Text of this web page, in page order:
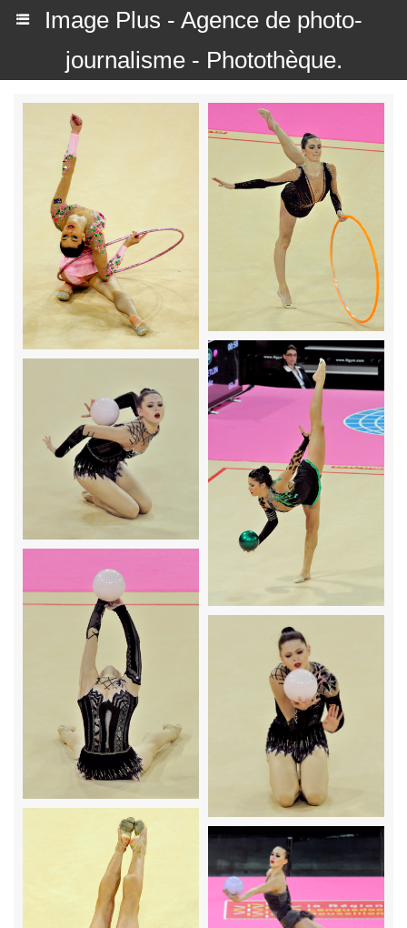
Image Plus - Agence de photo-
journalisme - Photothèque.